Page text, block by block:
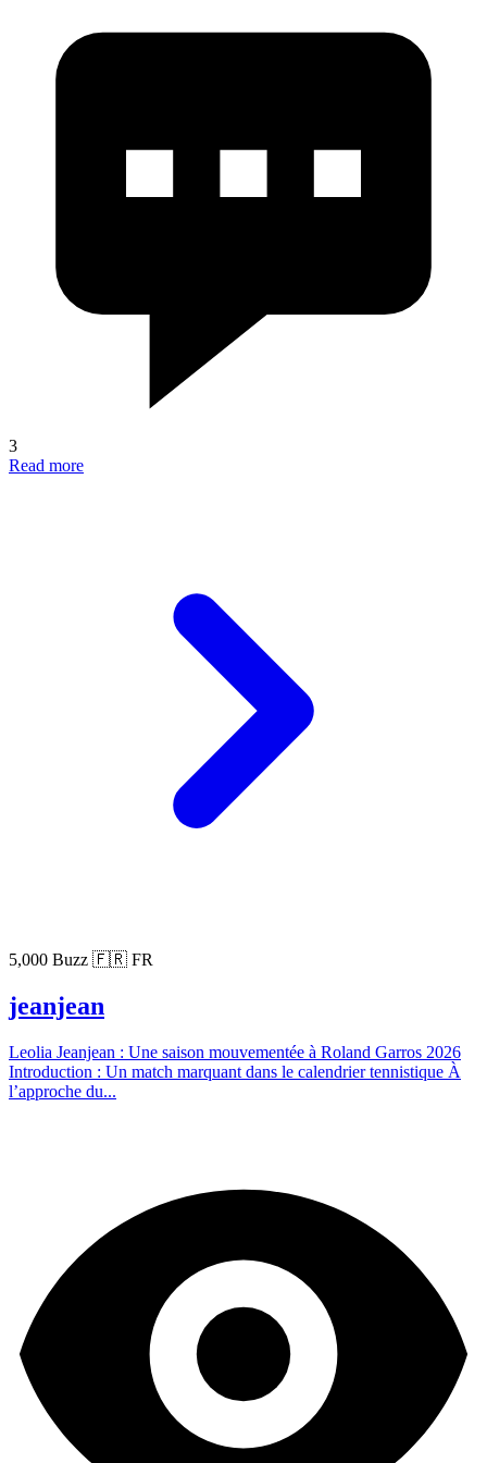
3
Read more
5,000 Buzz 🇫🇷 FR
jeanjean
Leolia Jeanjean : Une saison mouvementée à Roland Garros 2026
Introduction : Un match marquant dans le calendrier tennistique À
l’approche du...